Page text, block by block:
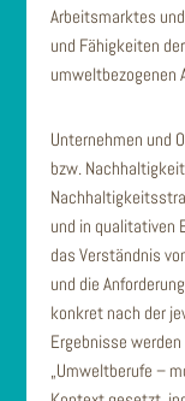
Arbeitsmarktes
und Fähigkeiten
umweltbezogenen
Unternehmen und
bzw.
und in qualitativen
das Verständnis
und die
konkret nach der
Ergebnisse
„Umweltberufe –